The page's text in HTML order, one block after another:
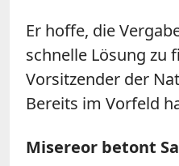
Er hoffe, die
schnelle Lösung zu
Vorsitzender der
Bereits im Vorfeld
Misereor betont